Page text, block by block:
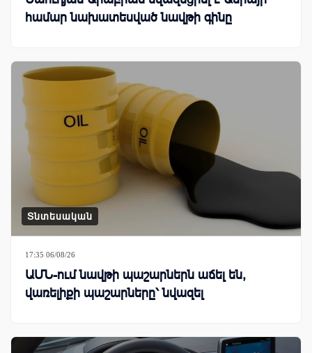
համար նախատեսված նավթի գինը
Տնտեսական
17:35 06/08/26
ԱՄՆ-ում նավթի պաշարներն աճել են,
վառելիքի պաշարները՝ նվազել